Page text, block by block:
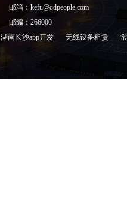
邮箱：kefu@qdpeople.com
邮编：266000
湖南长沙app开发 无线设备租赁